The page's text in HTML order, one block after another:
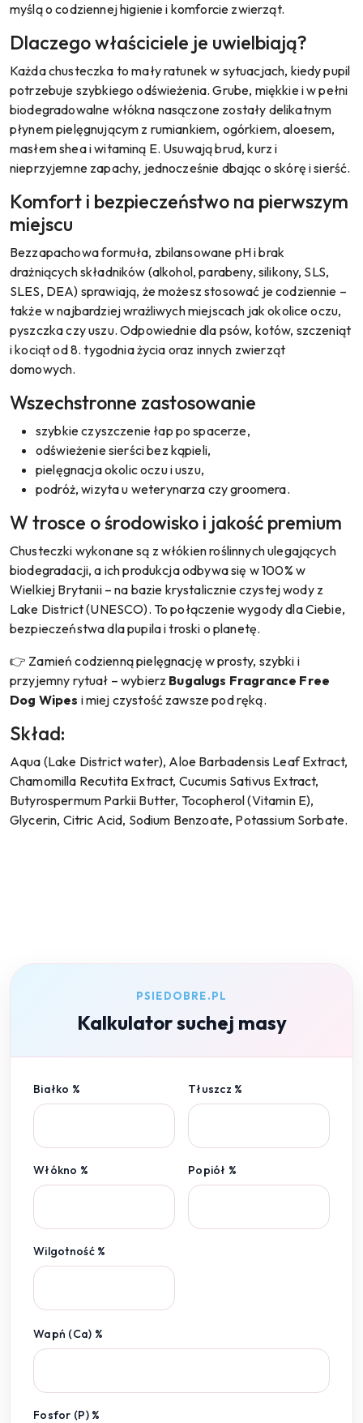
myślą o codziennej higienie i komforcie zwierząt.
Dlaczego właściciele je uwielbiają?
Każda chusteczka to mały ratunek w sytuacjach, kiedy pupil
potrzebuje szybkiego odświeżenia. Grube, miękkie i w pełni
biodegradowalne włókna nasączone zostały delikatnym
płynem pielęgnującym z rumiankiem, ogórkiem, aloesem,
masłem shea i witaminą E. Usuwają brud, kurz i
nieprzyjemne zapachy, jednocześnie dbając o skórę i sierść.
Komfort i bezpieczeństwo na pierwszym
miejscu
Bezzapachowa formuła, zbilansowane pH i brak
drażniących składników (alkohol, parabeny, silikony, SLS,
SLES, DEA) sprawiają, że możesz stosować je codziennie –
także w najbardziej wrażliwych miejscach jak okolice oczu,
pyszczka czy uszu. Odpowiednie dla psów, kotów, szczeniąt
i kociąt od 8. tygodnia życia oraz innych zwierząt
domowych.
Wszechstronne zastosowanie
szybkie czyszczenie łap po spacerze,
odświeżenie sierści bez kąpieli,
pielęgnacja okolic oczu i uszu,
podróż, wizyta u weterynarza czy groomera.
W trosce o środowisko i jakość premium
Chusteczki wykonane są z włókien roślinnych ulegających
biodegradacji, a ich produkcja odbywa się w 100% w
Wielkiej Brytanii – na bazie krystalicznie czystej wody z
Lake District (UNESCO). To połączenie wygody dla Ciebie,
bezpieczeństwa dla pupila i troski o planetę.
👉 Zamień codzienną pielęgnację w prosty, szybki i
przyjemny rytuał – wybierz Bugalugs Fragrance Free
Dog Wipes i miej czystość zawsze pod ręką.
Skład:
Aqua (Lake District water), Aloe Barbadensis Leaf Extract,
Chamomilla Recutita Extract, Cucumis Sativus Extract,
Butyrospermum Parkii Butter, Tocopherol (Vitamin E),
Glycerin, Citric Acid, Sodium Benzoate, Potassium Sorbate.
PSIEDOBRE.PL
Kalkulator suchej masy
Białko % Tłuszcz %
Włókno % Popiół %
Wilgotność %
Wapń (Ca) %
Fosfor (P) %